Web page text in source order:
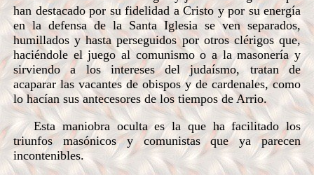
han destacado por su fidelidad a Cristo y por su energía
en la defensa de la Santa Iglesia se ven separados,
humillados y hasta perseguidos por otros clérigos que,
haciéndole el juego al comunismo o a la masonería y
sirviendo a los intereses del judaísmo, tratan de
acaparar las vacantes de obispos y de cardenales, como
lo hacían sus antecesores de los tiempos de Arrio.
Esta maniobra oculta es la que ha facilitado los
triunfos masónicos y comunistas que ya parecen
incontenibles.